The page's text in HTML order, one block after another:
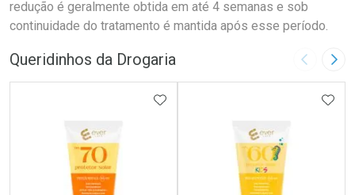
redução é geralmente obtida em até 4 semanas e sob
continuidade do tratamento é mantida após esse período.
Queridinhos da Drogaria Imagem
ADICIONAR AOS FAVORITOS